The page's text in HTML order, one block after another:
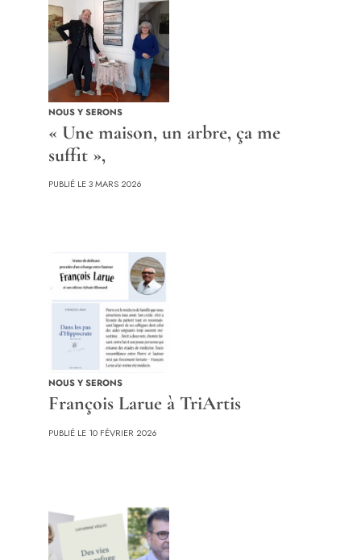
NOUS Y SERONS
« Une maison, un arbre, ça me
suffit »,
PUBLIÉ LE 3 MARS 2026
NOUS Y SERONS
François Larue à TriArtis
PUBLIÉ LE 10 FÉVRIER 2026